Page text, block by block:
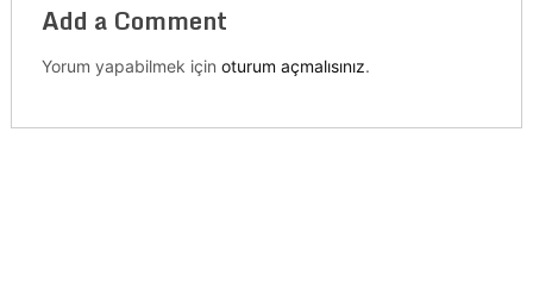
Add a Comment
Yorum yapabilmek için oturum açmalısınız.